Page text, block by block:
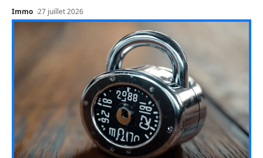
Immo 27 juillet 2026